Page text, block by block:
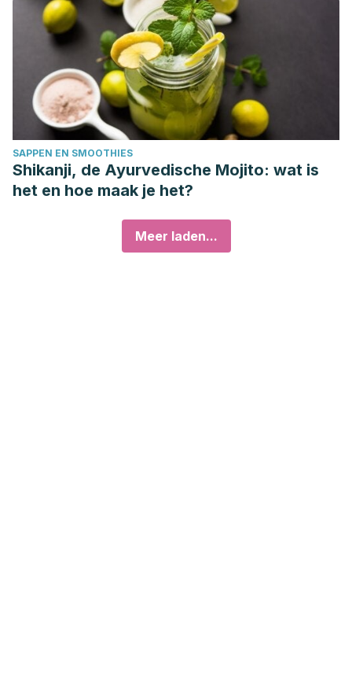
SAPPEN EN SMOOTHIES
Shikanji, de Ayurvedische Mojito: wat is
het en hoe maak je het?
Meer laden...